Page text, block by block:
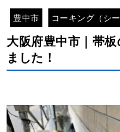
豊中市 コーキング（シー
大阪府豊中市｜帯
ました！